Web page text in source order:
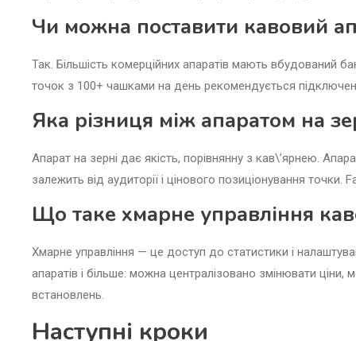
Чи можна поставити кавовий
Так. Більшість комерційних апаратів мають вбудований
точок з 100+ чашками на день рекомендується
Яка різниця між апаратом на
Апарат на зерні дає якість, порівнянну з кав\’ярнею.
залежить від аудиторії і цінового позиціонування
Що таке хмарне управління
Хмарне управління — це доступ до статистики і
апаратів і більше: можна централізовано змінювати
встановлень.
Наступні кроки